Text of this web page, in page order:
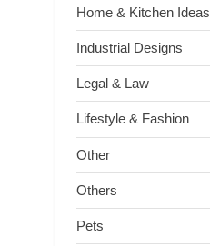
Home & Kitchen Ideas
Industrial Designs
Legal & Law
Lifestyle & Fashion
Other
Others
Pets